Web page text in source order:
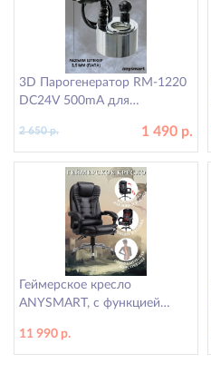
3D Парогенератор RM-1220
DC24V 500mA для
разъем штекер 3,5 мм
ANYSMART
1 490 р.
2 650 р.
Геймерское кресло
ANYSMART, с функцией
11 990 р.